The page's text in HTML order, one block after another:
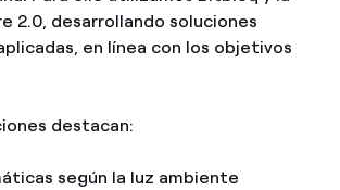
2.0, desarrollando soluciones
en línea con los objetivos
destacan:
según la luz ambiente